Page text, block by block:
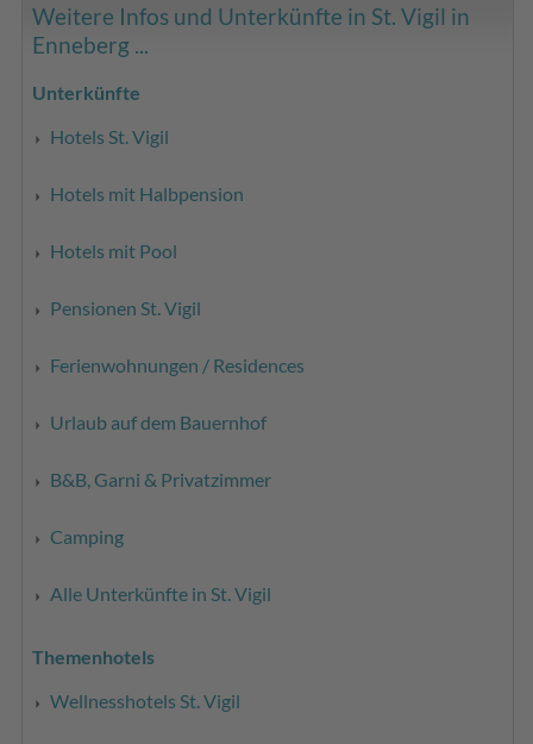
Weitere Infos und Unterkünfte in St. Vigil in
Enneberg ...
Unterkünfte
Hotels St. Vigil
Hotels mit Halbpension
Hotels mit Pool
Pensionen St. Vigil
Ferienwohnungen / Residences
Urlaub auf dem Bauernhof
B&B, Garni & Privatzimmer
Camping
Alle Unterkünfte in St. Vigil
Themenhotels
Wellnesshotels St. Vigil